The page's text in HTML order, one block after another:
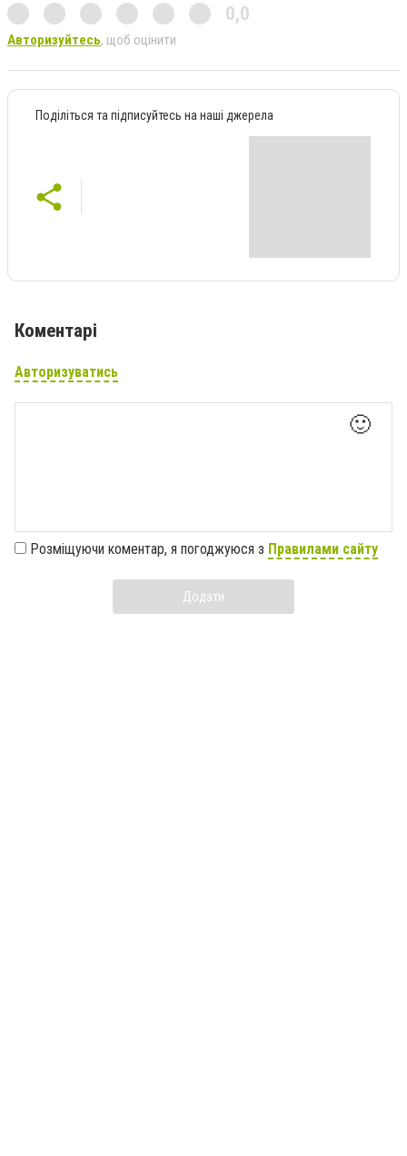
0,0
Авторизуйтесь, щоб оцінити
Поділіться та підписуйтесь на наші джерела
Коментарі
Авторизуватись
🙂
Розміщуючи коментар, я погоджуюся з Правилами сайту
Додати